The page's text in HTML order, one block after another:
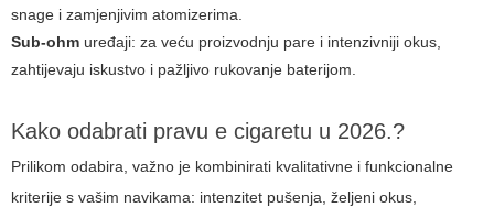
snage i zamjenjivim atomizerima.
Sub-ohm uređaji: za veću proizvodnju pare i intenzivniji okus,
zahtijevaju iskustvo i pažljivo rukovanje baterijom.
Kako odabrati pravu e cigaretu u 2026.?
Prilikom odabira, važno je kombinirati kvalitativne i funkcionalne
kriterije s vašim navikama: intenzitet pušenja, željeni okus,